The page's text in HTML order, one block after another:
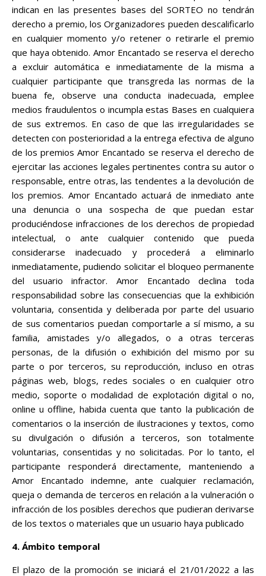
indican en las presentes bases del SORTEO no tendrán
derecho a premio, los Organizadores pueden descalificarlo
en cualquier momento y/o retener o retirarle el premio
que haya obtenido. Amor Encantado se reserva el derecho
a excluir automática e inmediatamente de la misma a
cualquier participante que transgreda las normas de la
buena fe, observe una conducta inadecuada, emplee
medios fraudulentos o incumpla estas Bases en cualquiera
de sus extremos. En caso de que las irregularidades se
detecten con posterioridad a la entrega efectiva de alguno
de los premios Amor Encantado se reserva el derecho de
ejercitar las acciones legales pertinentes contra su autor o
responsable, entre otras, las tendentes a la devolución de
los premios. Amor Encantado actuará de inmediato ante
una denuncia o una sospecha de que puedan estar
produciéndose infracciones de los derechos de propiedad
intelectual, o ante cualquier contenido que pueda
considerarse inadecuado y procederá a eliminarlo
inmediatamente, pudiendo solicitar el bloqueo permanente
del usuario infractor. Amor Encantado declina toda
responsabilidad sobre las consecuencias que la exhibición
voluntaria, consentida y deliberada por parte del usuario
de sus comentarios puedan comportarle a sí mismo, a su
familia, amistades y/o allegados, o a otras terceras
personas, de la difusión o exhibición del mismo por su
parte o por terceros, su reproducción, incluso en otras
páginas web, blogs, redes sociales o en cualquier otro
medio, soporte o modalidad de explotación digital o no,
online u offline, habida cuenta que tanto la publicación de
comentarios o la inserción de ilustraciones y textos, como
su divulgación o difusión a terceros, son totalmente
voluntarias, consentidas y no solicitadas. Por lo tanto, el
participante responderá directamente, manteniendo a
Amor Encantado indemne, ante cualquier reclamación,
queja o demanda de terceros en relación a la vulneración o
infracción de los posibles derechos que pudieran derivarse
de los textos o materiales que un usuario haya publicado
4. Ámbito temporal
El plazo de la promoción se iniciará el 21/01/2022 a las